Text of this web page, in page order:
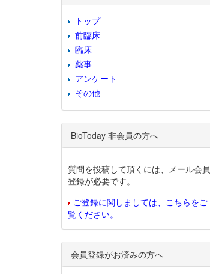
トップ
前臨床
臨床
薬事
アンケート
その他
BioToday 非会員の方へ
質問を投稿して頂くには、メール会員
登録が必要です。
ご登録に関しましては、こちらをご
覧ください。
会員登録がお済みの方へ